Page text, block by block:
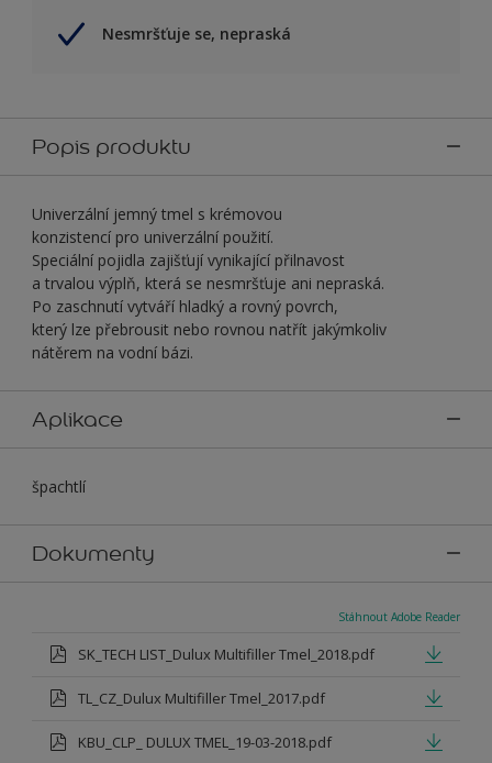
Nesmršťuje se, nepraská
Popis produktu
Univerzální jemný tmel s krémovou
konzistencí pro univerzální použití.
Speciální pojidla zajišťují vynikající přilnavost
a trvalou výplň, která se nesmršťuje ani nepraská.
Po zaschnutí vytváří hladký a rovný povrch,
který lze přebrousit nebo rovnou natřít jakýmkoliv
nátěrem na vodní bázi.
Aplikace
špachtlí
Dokumenty
Stáhnout Adobe Reader
SK_TECH LIST_Dulux Multifiller Tmel_2018.pdf
TL_CZ_Dulux Multifiller Tmel_2017.pdf
KBU_CLP_ DULUX TMEL_19-03-2018.pdf